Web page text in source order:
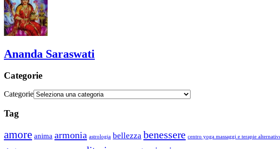
Ananda Saraswati
Categorie
Categorie
Tag
amore anima armonia astrologia bellezza benessere centro yoga massaggi e terapie